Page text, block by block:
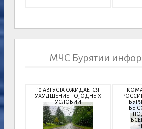
МЧС Бурятии
10 АВГУСТА ОЖИДАЕТСЯ
УХУДШЕНИЕ ПОГОДНЫХ
УСЛОВИЙ